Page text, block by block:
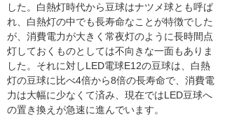
した。白熱灯時代から豆球はナツメ球とも呼ば
れ、白熱灯の中でも長寿命なことが特徴でした
が、消費電力が大きく常夜灯のように長時間点
灯しておくものとしては不向きな一面もありま
した。それに対しLED電球E12の豆球は、白熱
灯の豆球に比べ4倍から8倍の長寿命で、消費電
力は大幅に少なくて済み、現在ではLED豆球へ
の置き換えが急速に進んでいます。